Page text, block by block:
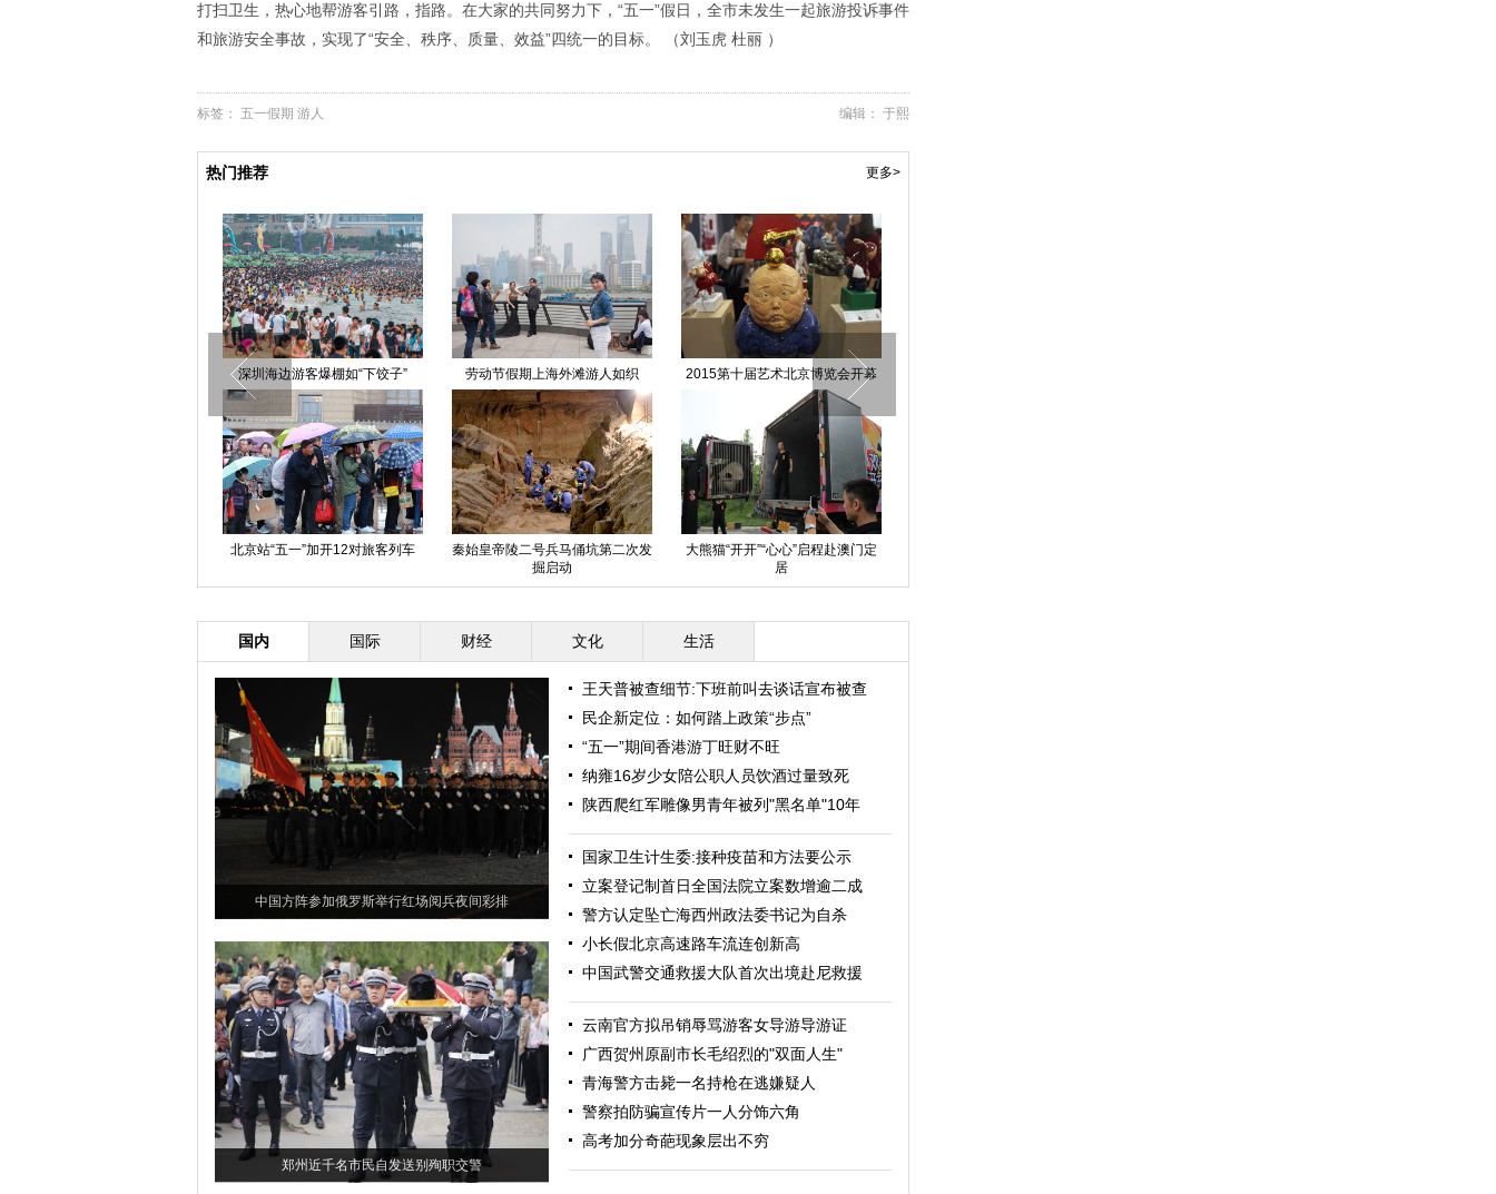
打扫卫生，热心地帮游客引路，指路。在大家的共同努力下，“五一”假日，全市未发生一起旅游投诉事件
和旅游安全事故，实现了“安全、秩序、质量、效益”四统一的目标。 （刘玉虎 杜丽 ）
编辑： 于熙
标签： 五一假期 游人
热门推荐 更多>
深圳海边游客爆棚如“下饺子” 劳动节假期上海外滩游人如织 2015第十届艺术北京博览会开幕
北京站“五一”加开12对旅客列车
秦始皇帝陵二号兵马俑坑第二次发
掘启动
大熊猫“开开”“心心”启程赴澳门定
居
国内 国际 财经 文化 生活
中国方阵参加俄罗斯举行红场阅兵夜间彩排
郑州近千名市民自发送别殉职交警
王天普被查细节:下班前叫去谈话宣布被查
民企新定位：如何踏上政策“步点”
“五一”期间香港游丁旺财不旺
纳雍16岁少女陪公职人员饮酒过量致死
陕西爬红军雕像男青年被列"黑名单"10年
国家卫生计生委:接种疫苗和方法要公示
立案登记制首日全国法院立案数增逾二成
警方认定坠亡海西州政法委书记为自杀
小长假北京高速路车流连创新高
中国武警交通救援大队首次出境赴尼救援
云南官方拟吊销辱骂游客女导游导游证
广西贺州原副市长毛绍烈的"双面人生"
青海警方击毙一名持枪在逃嫌疑人
警察拍防骗宣传片一人分饰六角
高考加分奇葩现象层出不穷